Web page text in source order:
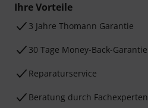
Ihre Vorteile
3 Jahre Thomann Garantie
30 Tage Money-Back-Garantie
Reparaturservice
Beratung durch Fachexperten